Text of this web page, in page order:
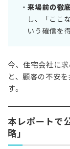
来場前の徹
し、「ここ
いう確信を
今、住宅会社に
と、顧客の不安
す。
本レポートで
略」